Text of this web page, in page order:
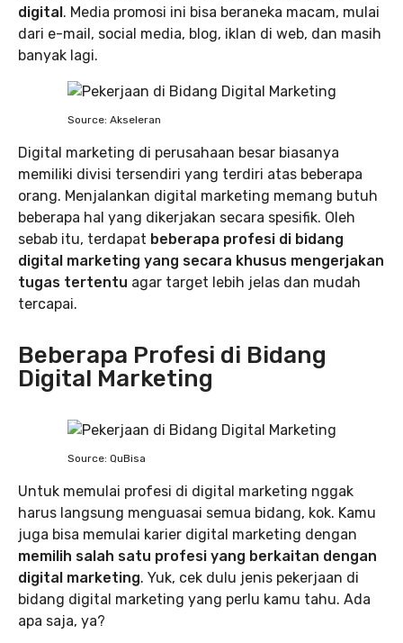
digital. Media promosi ini bisa beraneka macam, mulai
dari e-mail, social media, blog, iklan di web, dan masih
banyak lagi.
Source: Akseleran
Digital marketing di perusahaan besar biasanya
memiliki divisi tersendiri yang terdiri atas beberapa
orang. Menjalankan digital marketing memang butuh
beberapa hal yang dikerjakan secara spesifik. Oleh
sebab itu, terdapat beberapa profesi di bidang
digital marketing yang secara khusus mengerjakan
tugas tertentu agar target lebih jelas dan mudah
tercapai.
Beberapa Profesi di Bidang
Digital Marketing
Source: QuBisa
Untuk memulai profesi di digital marketing nggak
harus langsung menguasai semua bidang, kok. Kamu
juga bisa memulai karier digital marketing dengan
memilih salah satu profesi yang berkaitan dengan
digital marketing. Yuk, cek dulu jenis pekerjaan di
bidang digital marketing yang perlu kamu tahu. Ada
apa saja, ya?